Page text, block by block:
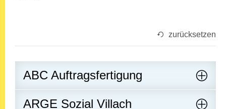
zurücksetzen
ABC Auftragsfertigung
ARGE Sozial Villach